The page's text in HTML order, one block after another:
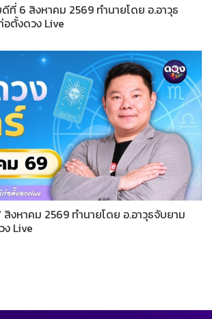
ที่ 6 สิงหาคม 2569 ทำนายโดย อ.อาวุธ
ตั้งดวง Live
งหาคม 2569 ทำนายโดย อ.อาวุธจับยาม
Live